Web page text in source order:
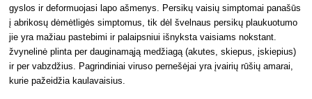
gyslos ir deformuojasi lapo ašmenys. Persikų vaisių simptomai panašūs
į abrikosų dėmėtligės simptomus, tik dėl švelnaus persikų plaukuotumo
jie yra mažiau pastebimi ir palaipsniui išnyksta vaisiams nokstant.
žvynelinė plinta per dauginamąją medžiagą (akutes, skiepus, įskiepius)
ir per vabzdžius. Pagrindiniai viruso pernešėjai yra įvairių rūšių amarai,
kurie pažeidžia kaulavaisius.